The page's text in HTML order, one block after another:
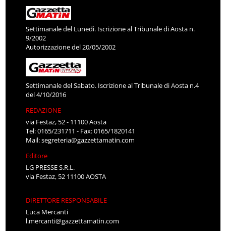
Settimanale del Lunedì. Iscrizione al Tribunale di Aosta n.
9/2002
Autorizzazione del 20/05/2002
Settimanale del Sabato. Iscrizione al Tribunale di Aosta n.4
del 4/10/2016
REDAZIONE
via Festaz, 52 - 11100 Aosta
Tel: 0165/231711 - Fax: 0165/1820141
Mail:segreteria@gazzettamatin.com
Editore
LG PRESSE S.R.L.
via Festaz, 52 11100 AOSTA
DIRETTORE RESPONSABILE
Luca Mercanti
l.mercanti@gazzettamatin.com